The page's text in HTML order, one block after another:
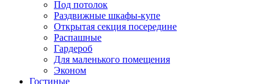
Под потолок
Раздвижные шкафы-купе
Открытая секция посередине
Распашные
Гардероб
Для маленького помещения
Эконом
Гостиные